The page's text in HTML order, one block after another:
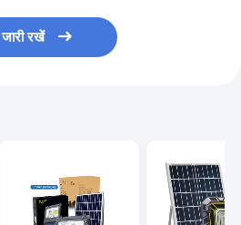
जारी रखें